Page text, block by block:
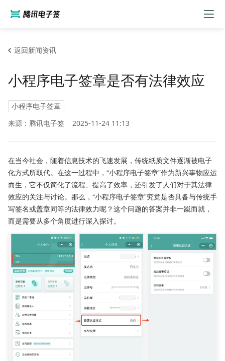
返回新闻资讯
小程序电子签章是否有法律效应
小程序电子签章
来源：腾讯电子签
2025-11-24 11:13
在当今社会，随着信息技术的飞速发展，传统纸质文件逐渐被电子
化方式所取代。在这一过程中，“小程序电子签章”作为新兴事物应运
而生，它不仅简化了流程、提高了效率，还引发了人们对于其法律
效应的关注与讨论。那么，“小程序电子签章”究竟是否具备与传统手
写签名或盖章同等的法律效力呢？这个问题的答案并非一蹴而就，
而是需要从多个角度进行深入探讨。